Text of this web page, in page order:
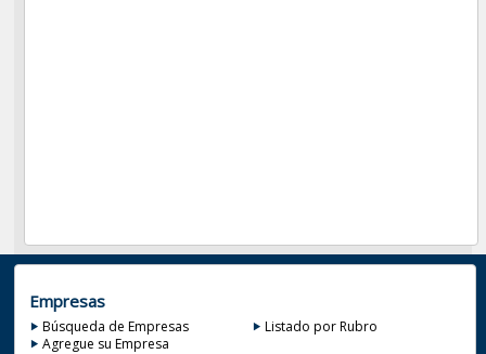
Empresas
Búsqueda de Empresas
Listado por Rubro
Agregue su Empresa